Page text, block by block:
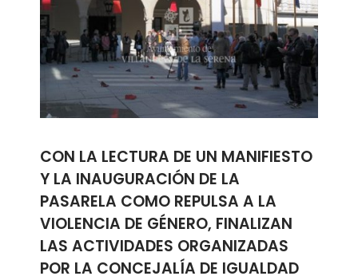
CON LA LECTURA DE UN MANIFIESTO
Y LA INAUGURACIÓN DE LA
PASARELA COMO REPULSA A LA
VIOLENCIA DE GÉNERO, FINALIZAN
LAS ACTIVIDADES ORGANIZADAS
POR LA CONCEJALÍA DE IGUALDAD